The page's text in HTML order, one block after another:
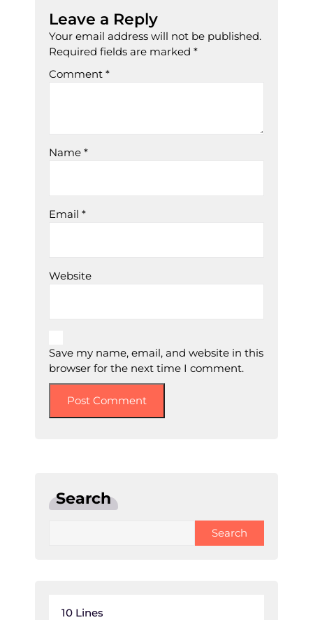
Leave a Reply
Your email address will not be published.
Required fields are marked *
Comment *
Name *
Email *
Website
Save my name, email, and website in this
browser for the next time I comment.
Search
Search
10 Lines